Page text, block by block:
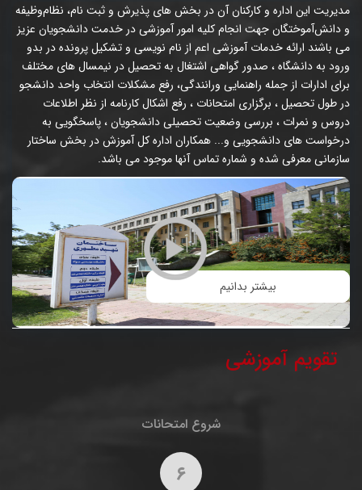
مدیریت این اداره و کارکنان آن در بخش های پذیرش و ثبت نام، نظام‌وظيفه
و دانش‌آموختگان جهت انجام کليه امور آموزشی در خدمت دانشجویان عزیز
می باشند ارائه خدمات آموزشی اعم از نام نویسی و تشکیل پرونده در بدو
ورود به دانشگاه ، صدور گواهی اشتغال به تحصیل در نیمسال های مختلف
برای ادارات از جمله راهنمایی ورانندگی، رفع مشکلات انتخاب واحد دانشجو
در طول تحصیل ، برگزاری امتحانات ، رفع اشکال کارنامه از نظر اطلاعات
دروس و نمرات ، بررسی وضعیت تحصیلی دانشجویان ، پاسخگویی به
درخواست های دانشجویی و... همکاران اداره کل آموزش در بخش ساختار
سازمانی معرفی شده و شماره تماس آنها موجود می باشد.
بیشتر بدانیم
تقویم آموزشی
شروع امتحانات
۶